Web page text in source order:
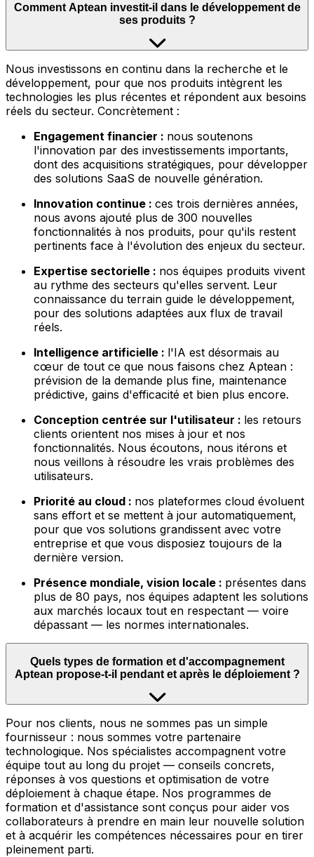
Comment Aptean investit-il dans le développement de
ses produits ?
Nous investissons en continu dans la recherche et le
développement, pour que nos produits intègrent les
technologies les plus récentes et répondent aux besoins
réels du secteur. Concrètement :
Engagement financier : nous soutenons
l'innovation par des investissements importants,
dont des acquisitions stratégiques, pour développer
des solutions SaaS de nouvelle génération.
Innovation continue : ces trois dernières années,
nous avons ajouté plus de 300 nouvelles
fonctionnalités à nos produits, pour qu'ils restent
pertinents face à l'évolution des enjeux du secteur.
Expertise sectorielle : nos équipes produits vivent
au rythme des secteurs qu'elles servent. Leur
connaissance du terrain guide le développement,
pour des solutions adaptées aux flux de travail
réels.
Intelligence artificielle : l'IA est désormais au
cœur de tout ce que nous faisons chez Aptean :
prévision de la demande plus fine, maintenance
prédictive, gains d'efficacité et bien plus encore.
Conception centrée sur l'utilisateur : les retours
clients orientent nos mises à jour et nos
fonctionnalités. Nous écoutons, nous itérons et
nous veillons à résoudre les vrais problèmes des
utilisateurs.
Priorité au cloud : nos plateformes cloud évoluent
sans effort et se mettent à jour automatiquement,
pour que vos solutions grandissent avec votre
entreprise et que vous disposiez toujours de la
dernière version.
Présence mondiale, vision locale : présentes dans
plus de 80 pays, nos équipes adaptent les solutions
aux marchés locaux tout en respectant — voire
dépassant — les normes internationales.
Quels types de formation et d'accompagnement
Aptean propose-t-il pendant et après le déploiement ?
Pour nos clients, nous ne sommes pas un simple
fournisseur : nous sommes votre partenaire
technologique. Nos spécialistes accompagnent votre
équipe tout au long du projet — conseils concrets,
réponses à vos questions et optimisation de votre
déploiement à chaque étape. Nos programmes de
formation et d'assistance sont conçus pour aider vos
collaborateurs à prendre en main leur nouvelle solution
et à acquérir les compétences nécessaires pour en tirer
pleinement parti.